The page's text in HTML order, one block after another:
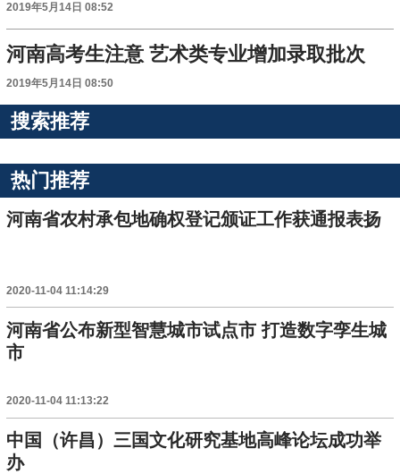
2019年5月14日 08:52
河南高考生注意 艺术类专业增加录取批次
2019年5月14日 08:50
搜索推荐
热门推荐
河南省农村承包地确权登记颁证工作获通报表扬
2020-11-04 11:14:29
河南省公布新型智慧城市试点市 打造数字孪生城
市
2020-11-04 11:13:22
中国（许昌）三国文化研究基地高峰论坛成功举
办